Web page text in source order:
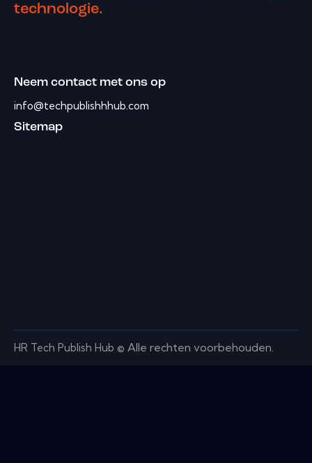
technologie.
Neem contact met ons op
info@techpublishhhub.com
Sitemap
HR Tech Publish Hub © Alle rechten voorbehouden.